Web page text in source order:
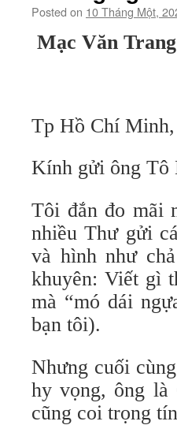
Posted on 10 Tháng Một,
Mạc Văn Trang
Tp Hồ Chí
Kính gửi ông Tô
Tôi đắn đo mãi
nhiều Thư gửi
và hình như
khuyên: Viết gì
mà “mó dái
bạn tôi).
Nhưng cuối
hy vọng, ông là
cũng coi trọng